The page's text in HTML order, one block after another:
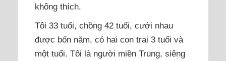
không thích.
Tôi 33 tuổi, chồng 42 tuổi, cưới nhau
được bốn năm, có hai con trai 3 tuổi và
một tuổi. Tôi là người miền Trung, siêng